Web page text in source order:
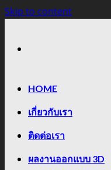
Skip to content
HOME
เกี่ยวกับเรา
ติดต่อเรา
ผลงานออกแบบ 3D